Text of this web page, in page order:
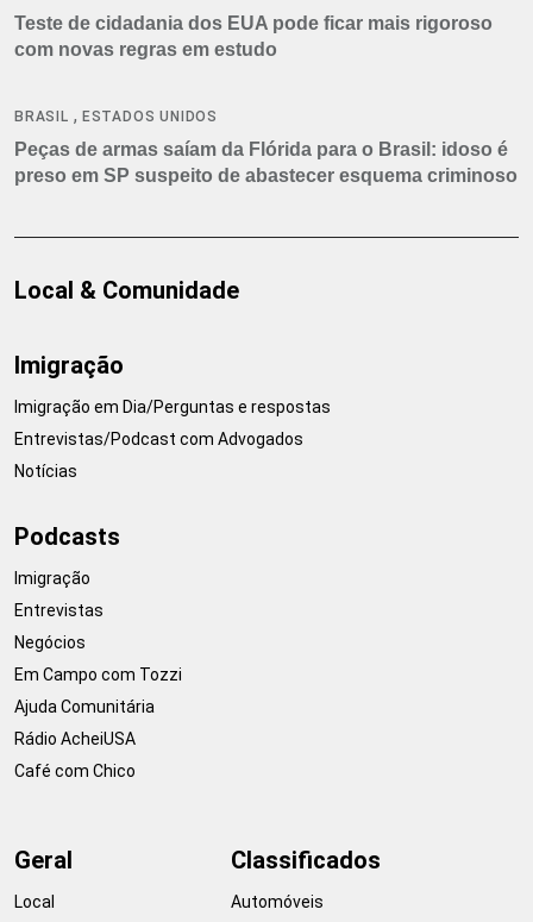
Teste de cidadania dos EUA pode ficar mais rigoroso
com novas regras em estudo
BRASIL , ESTADOS UNIDOS
Peças de armas saíam da Flórida para o Brasil: idoso é
preso em SP suspeito de abastecer esquema criminoso
Local & Comunidade
Imigração
Imigração em Dia/Perguntas e respostas
Entrevistas/Podcast com Advogados
Notícias
Podcasts
Imigração
Entrevistas
Negócios
Em Campo com Tozzi
Ajuda Comunitária
Rádio AcheiUSA
Café com Chico
Geral
Local
Classificados
Automóveis